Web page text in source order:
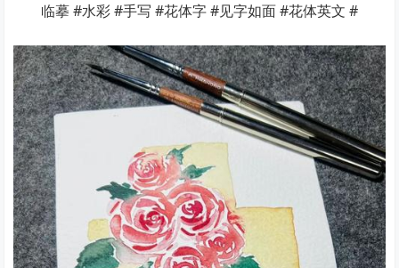
临摹 #水彩 #手写 #花体字 #见字如面 #花体英文 #